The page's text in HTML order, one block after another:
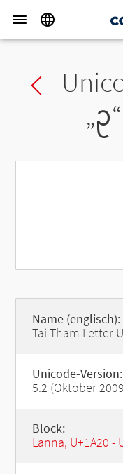
Previous char
„ᩏ
Name (englisch):
Tai Tham Letter U
Unicode-Version:
5.2 (Oktober
Block:
Lanna, U+1A20 -